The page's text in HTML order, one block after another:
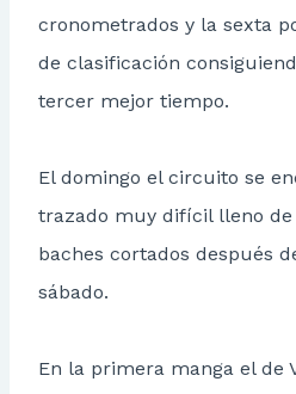
cronometrados y la sexta
de clasificación
tercer mejor tiempo.
El domingo el circuito se
trazado muy difícil lleno
baches cortados después
sábado.
En la primera manga el de